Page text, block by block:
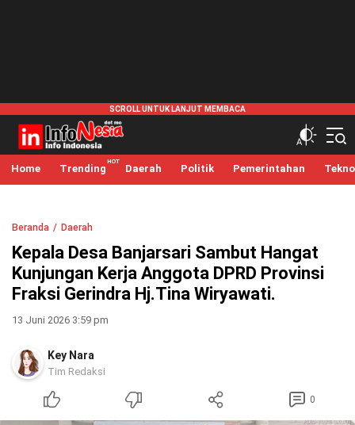
infonesia.me
Info Indonesia
Home Trending Daerah Politik Pemerintahan Tekno
Beranda Daerah
Kepala Desa Banjarsari Sambut Hangat
Kunjungan Kerja Anggota DPRD Provinsi
Fraksi Gerindra Hj.Tina Wiryawati.
13 Juni 2026 3:59 pm
Key Nara
Tim Redaksi
0